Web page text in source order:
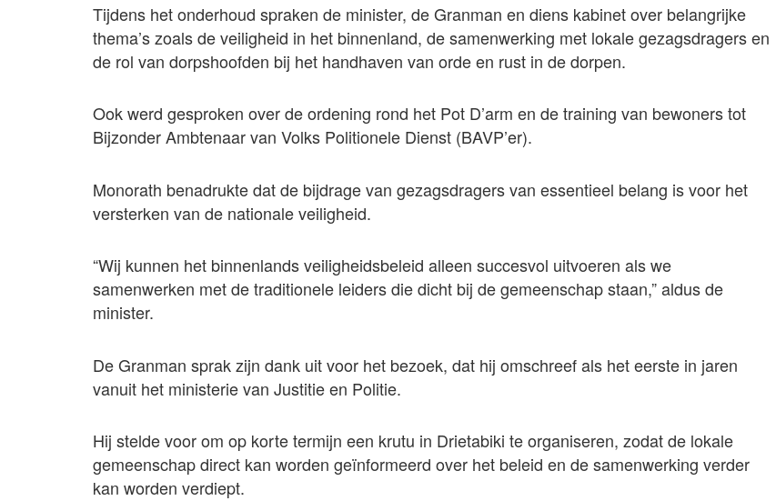
Tijdens het onderhoud spraken de minister, de Granman en diens kabinet over belangrijke
thema’s zoals de veiligheid in het binnenland, de samenwerking met lokale gezagsdragers en
de rol van dorpshoofden bij het handhaven van orde en rust in de dorpen.
Ook werd gesproken over de ordening rond het Pot D’arm en de training van bewoners tot
Bijzonder Ambtenaar van Volks Politionele Dienst (BAVP’er).
Monorath benadrukte dat de bijdrage van gezagsdragers van essentieel belang is voor het
versterken van de nationale veiligheid.
“Wij kunnen het binnenlands veiligheidsbeleid alleen succesvol uitvoeren als we
samenwerken met de traditionele leiders die dicht bij de gemeenschap staan,” aldus de
minister.
De Granman sprak zijn dank uit voor het bezoek, dat hij omschreef als het eerste in jaren
vanuit het ministerie van Justitie en Politie.
Hij stelde voor om op korte termijn een krutu in Drietabiki te organiseren, zodat de lokale
gemeenschap direct kan worden geïnformeerd over het beleid en de samenwerking verder
kan worden verdiept.